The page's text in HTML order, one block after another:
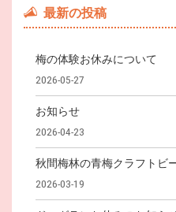
最新の投稿
梅の体験お休みについて
2026-05-27
お知らせ
2026-04-23
秋間梅林の青梅クラフトビ
2026-03-19